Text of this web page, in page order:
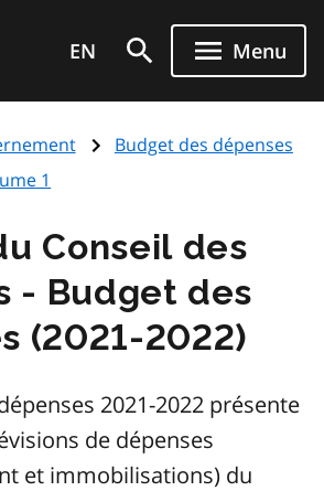
EN Menu
Budget des dépenses
1
Conseil des
- Budget des
(2021-2022)
2021-2022 présente
de dépenses
et immobilisations) du